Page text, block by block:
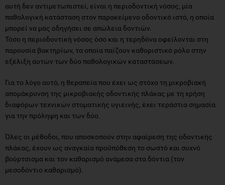
αυτή δεν αντιμετωπιστεί, είναι η περιοδοντική νόσος, μία
παθολογική κατάσταση στον παρακείμενο οδοντικό ιστό, η οποία
μπορεί να μας οδηγήσει σε απώλεια δοντιών.
Τόσο η περιοδοντική νόσος όσο και η τερηδόνα οφείλονται στη
παρουσία βακτηρίων, τα οποία παίζουν καθοριστικό ρόλο στην
εξέλιξη αυτών των δύο παθολογικών καταστάσεων.
Για το λόγο αυτό, η θεραπεία που έχει ως στόχο τη μικροβιακή
απομάκρυνση της μικροβιακής οδοντικής πλάκας με τη χρήση
διαφόρων τεχνικών στοματικής υγιεινής, έχει τεράστια σημασία
για την πρόληψη και των δύο.
Όλες οι μέθοδοι, που αποσκοπούν στην αφαίρεση της οδοντικής
πλάκας, έχουν ως αναγκαία προϋπόθεση το σωστό και συχνό
βούρτσισμα και τον καθαρισμό ανάμεσα στα δόντια (τον
μεσοδόντιο καθαρισμό).